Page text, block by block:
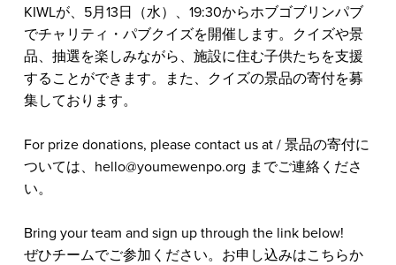
KIWLが、5月13日（水）、19:30からホブゴブリンパブ
でチャリティ・パブクイズを開催します。クイズや景
品、抽選を楽しみながら、施設に住む子供たちを支援
することができます。また、クイズの景品の寄付を募
集しております。
For prize donations, please contact us at / 景品の寄付に
ついては、 hello@youmewenpo.org までご連絡くださ
い。
Bring your team and sign up through the link below!
ぜひチームでご参加ください。お申し込みはこちらか